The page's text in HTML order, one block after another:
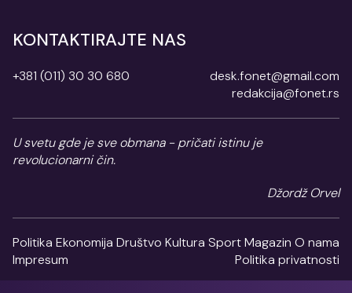
KONTAKTIRAJTE NAS
+381 (011) 30 30 680
desk.fonet@gmail.com
redakcija@fonet.rs
U svetu gde je sve obmana - pričati istinu je
revolucionarni čin.
Džordž Orvel
Politika Ekonomija Društvo Kultura SportMagazin O nama
Impresum
Politika privatnosti